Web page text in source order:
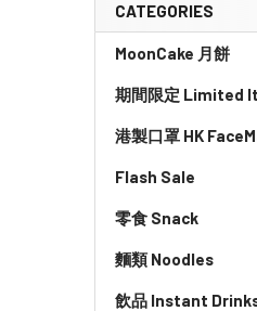
Sidebar
CATEGORIES
MoonCake 月餅
期間限定 Limited
港製口罩 HK
Flash Sale
零食 Snack
麵類 Noodles
飲品 Instant